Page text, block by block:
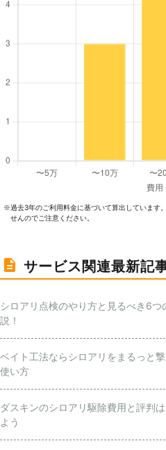
※過去3年のご利⽤料⾦に基づいて算出しています
せんのでご注意ください。
サービス関連最新記
シロアリ点検のやり方と見るべき6
説！
ベイト工法ならシロアリをまるっと
使い方
ダスキンのシロアリ駆除費用と評判
よう